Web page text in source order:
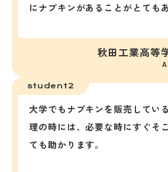
にナプキンがあることがとても
秋田工業高等
student2
大学でもナプキンを販売してい
理の時には、必要な時にすぐそ
ても助かります。